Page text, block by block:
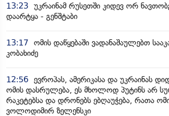
13:23 უკრაინამ რუსეთში კიდევ ორ
დაარტყა - გენშტაბი
13:17 ომის დაწყებაში ვადანაშაულებთ
კობახიძე
12:56 ევროპას, ამერიკასა და უკრაინას
ომის დასრულება, ეს მხოლოდ პუტინს არ
რაკეტებსა და დრონებს ებღაუჭება, რათა
ვოლოდიმირ ზელენსკი